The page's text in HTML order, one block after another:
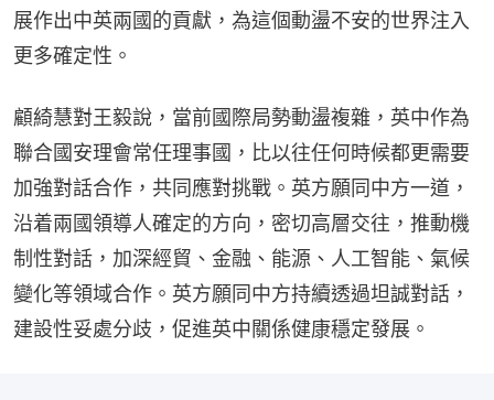
展作出中英兩國的貢獻，為這個動盪不安的世界注入
更多確定性。
顧綺慧對王毅說，當前國際局勢動盪複雜，英中作為
聯合國安理會常任理事國，比以往任何時候都更需要
加強對話合作，共同應對挑戰。英方願同中方一道，
沿着兩國領導人確定的方向，密切高層交往，推動機
制性對話，加深經貿、金融、能源、人工智能、氣候
變化等領域合作。英方願同中方持續透過坦誠對話，
建設性妥處分歧，促進英中關係健康穩定發展。